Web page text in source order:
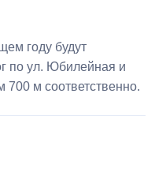
году будут
по ул. Юбилейная и
м соответственно.